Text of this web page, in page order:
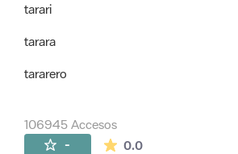
tarari
tarara
tararero
106945 Accesos
- 0.0La valoración